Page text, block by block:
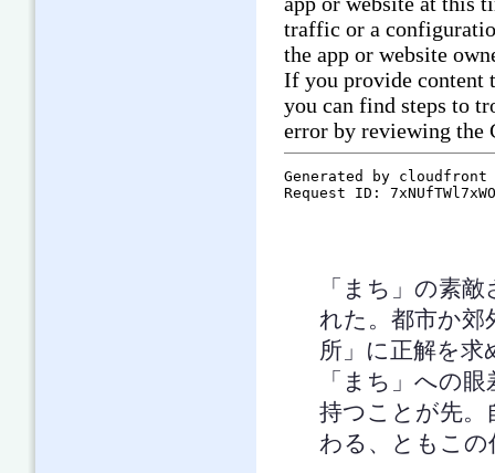
「まち」の素
れた。都市か郊
所」に正解を
「まち」への
持つことが先。
わる、ともこの